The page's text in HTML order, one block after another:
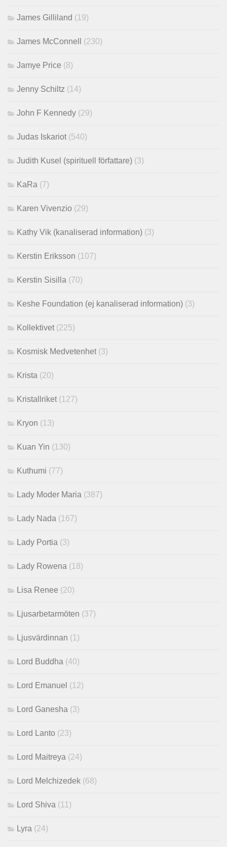
James Gilliland (19)
James McConnell (230)
Jamye Price (8)
Jenny Schiltz (14)
John F Kennedy (29)
Judas Iskariot (540)
Judith Kusel (spirituell författare) (3)
KaRa (7)
Karen Vivenzio (29)
Kathy Vik (kanaliserad information) (3)
Kerstin Eriksson (107)
Kerstin Sisilla (70)
Keshe Foundation (ej kanaliserad information) (3)
Kollektivet (225)
Kosmisk Medvetenhet (3)
Krista (20)
Kristallriket (127)
Kryon (13)
Kuan Yin (130)
Kuthumi (77)
Lady Moder Maria (387)
Lady Nada (167)
Lady Portia (3)
Lady Rowena (18)
Lisa Renee (20)
Ljusarbetarmöten (37)
Ljusvärdinnan (1)
Lord Buddha (40)
Lord Emanuel (12)
Lord Ganesha (3)
Lord Lanto (23)
Lord Maitreya (24)
Lord Melchizedek (68)
Lord Shiva (11)
Lyra (24)